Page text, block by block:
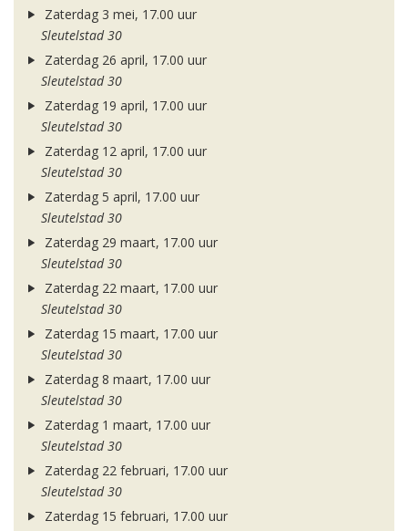
Zaterdag 3 mei, 17.00 uur
Sleutelstad 30
Zaterdag 26 april, 17.00 uur
Sleutelstad 30
Zaterdag 19 april, 17.00 uur
Sleutelstad 30
Zaterdag 12 april, 17.00 uur
Sleutelstad 30
Zaterdag 5 april, 17.00 uur
Sleutelstad 30
Zaterdag 29 maart, 17.00 uur
Sleutelstad 30
Zaterdag 22 maart, 17.00 uur
Sleutelstad 30
Zaterdag 15 maart, 17.00 uur
Sleutelstad 30
Zaterdag 8 maart, 17.00 uur
Sleutelstad 30
Zaterdag 1 maart, 17.00 uur
Sleutelstad 30
Zaterdag 22 februari, 17.00 uur
Sleutelstad 30
Zaterdag 15 februari, 17.00 uur